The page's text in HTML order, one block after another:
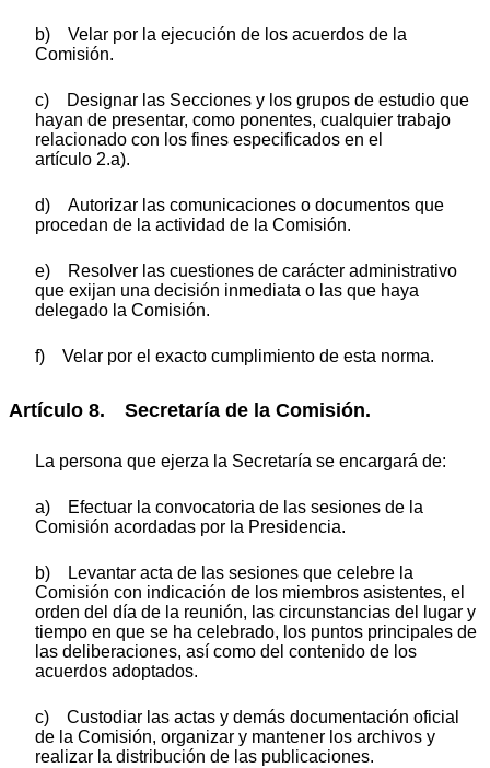
b) Velar por la ejecución de los acuerdos de la
Comisión.
c) Designar las Secciones y los grupos de estudio que
hayan de presentar, como ponentes, cualquier trabajo
relacionado con los fines especificados en el
artículo 2.a).
d) Autorizar las comunicaciones o documentos que
procedan de la actividad de la Comisión.
e) Resolver las cuestiones de carácter administrativo
que exijan una decisión inmediata o las que haya
delegado la Comisión.
f) Velar por el exacto cumplimiento de esta norma.
Artículo 8. Secretaría de la Comisión.
La persona que ejerza la Secretaría se encargará de:
a) Efectuar la convocatoria de las sesiones de la
Comisión acordadas por la Presidencia.
b) Levantar acta de las sesiones que celebre la
Comisión con indicación de los miembros asistentes, el
orden del día de la reunión, las circunstancias del lugar y
tiempo en que se ha celebrado, los puntos principales de
las deliberaciones, así como del contenido de los
acuerdos adoptados.
c) Custodiar las actas y demás documentación oficial
de la Comisión, organizar y mantener los archivos y
realizar la distribución de las publicaciones.